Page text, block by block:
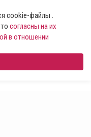
cookie-файлы .
согласны на их
в отношении